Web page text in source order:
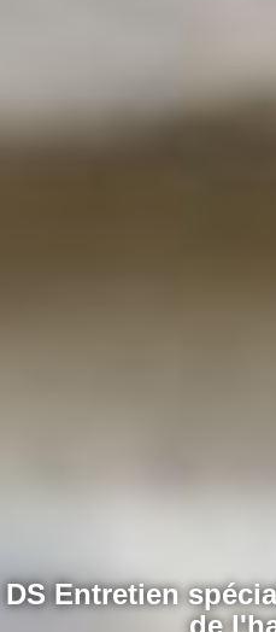
DS Entretien